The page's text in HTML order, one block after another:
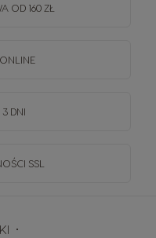
OD 160 ZŁ
DNI
SSL